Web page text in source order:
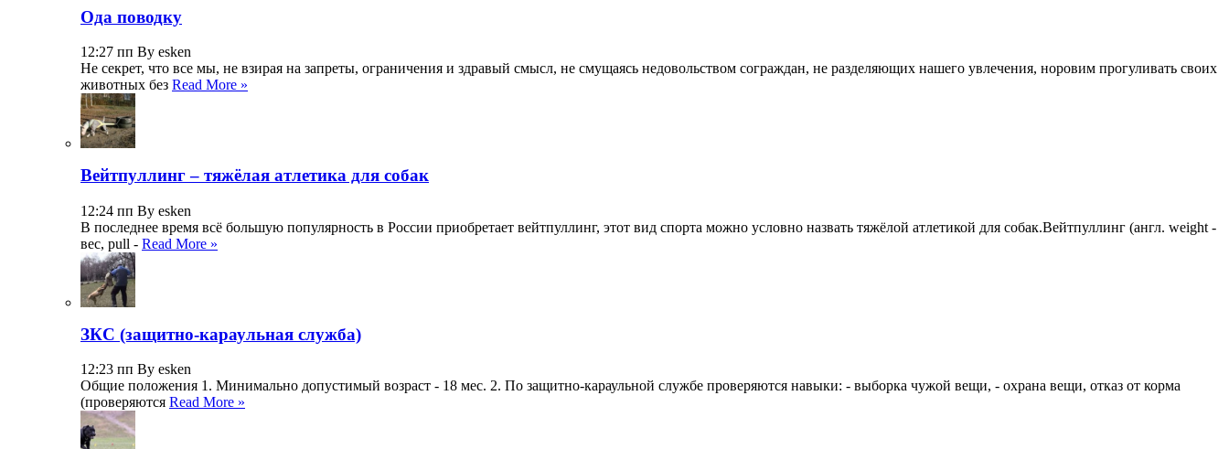
Ода поводку
12:27 пп By esken
Не секрет, что все мы, не взирая на запреты, ограничения и здравый смысл, не смущаясь недовольством сограждан, не разделяющих нашего увлечения, норовим прогуливать своих
животных без Read More »
Вейтпуллинг – тяжёлая атлетика для собак
12:24 пп By esken
В последнее время всё большую популярность в России приобретает вейтпуллинг, этот вид спорта можно условно назвать тяжёлой атлетикой для собак.Вейтпуллинг (англ. weight -
вес, pull - Read More »
ЗКС (защитно-караульная служба)
12:23 пп By esken
Общие положения 1. Минимально допустимый возраст - 18 мес. 2. По защитно-караульной службе проверяются навыки: - выборка чужой вещи, - охрана вещи, отказ от корма
(проверяются Read More »